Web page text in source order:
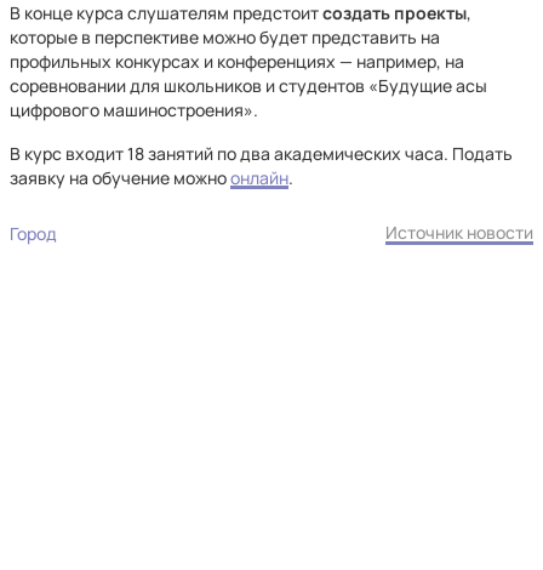
В конце курса слушателям предстоитсоздать проекты,
которые в перспективе можно будет представить на
профильных конкурсах и конференциях — например, на
соревновании для школьников и студентов «Будущие асы
цифрового машиностроения».
В курс входит 18 занятий по два академических часа. Подать
заявку на обучение можноонлайн.
Город Источник новости